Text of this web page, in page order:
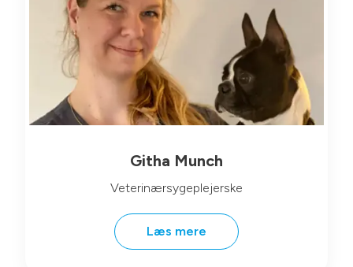
Githa Munch
Veterinærsygeplejerske
Læs mere